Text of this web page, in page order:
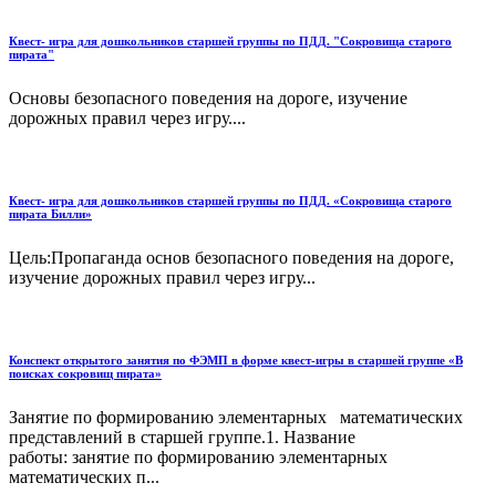
Квест- игра для дошкольников старшей группы по ПДД. "Сокровища старого
пирата"
Основы безопасного поведения на дороге, изучение
дорожных правил через игру....
Квест- игра для дошкольников старшей группы по ПДД. «Сокровища старого
пирата Билли»
Цель:Пропаганда основ безопасного поведения на дороге,
изучение дорожных правил через игру...
Конспект открытого занятия по ФЭМП в форме квест-игры в старшей группе «В
поисках сокровищ пирата»
Занятие по формированию элементарных математических
представлений в старшей группе.1. Название
работы: занятие по формированию элементарных
математических п...